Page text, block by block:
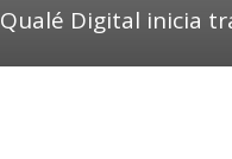
Qualé Digital inicia